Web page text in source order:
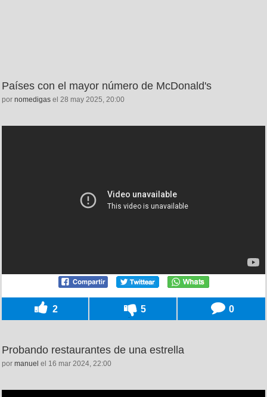
Países con el mayor número de McDonald's
por nomedigas el 28 may 2025, 20:00
2 5 0
Probando restaurantes de una estrella
por manuel el 16 mar 2024, 22:00